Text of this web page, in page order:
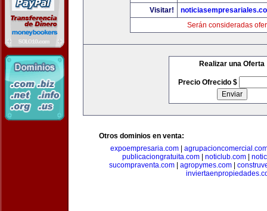
Visitar!
Serán consideradas
Realizar una Oferta
Precio Ofrecido $
Otros dominios en venta:
expoempresaria.com|
publicaciongratuita.com| noticlub.com|
sucompraventa.com
agropymes.com